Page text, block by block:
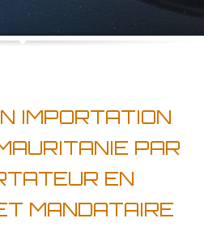
IMPORTATION
PAR
EN
MANDATAIRE